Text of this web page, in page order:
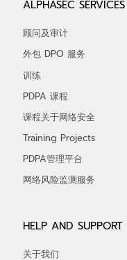
ALPHASEC SERVICES
顾问及审计
外包 DPO 服务
训练
PDPA 课程
课程关于网络安全
Training Projects
PDPA管理平台
网络风险监测服务
HELP AND SUPPORT
关于我们